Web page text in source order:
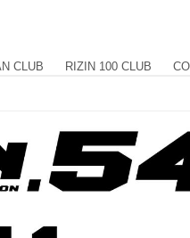
CLUB RIZIN 100 CLUB